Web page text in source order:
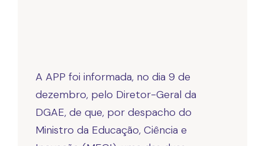
A APP foi informada, no dia 9 de
dezembro, pelo Diretor-Geral da
DGAE, de que, por despacho do
Ministro da Educação, Ciência e